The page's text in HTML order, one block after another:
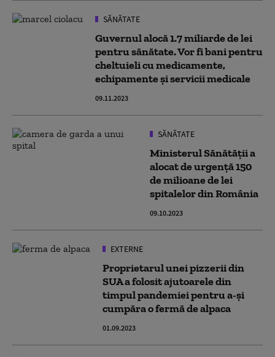
SĂNĂTATE
Guvernul alocă 1.7 miliarde de lei
pentru sănătate. Vor fi bani pentru
cheltuieli cu medicamente,
echipamente și servicii medicale
09.11.2023
SĂNĂTATE
Ministerul Sănătăţii a
alocat de urgenţă 150
de milioane de lei
spitalelor din România
09.10.2023
EXTERNE
Proprietarul unei pizzerii din
SUA a folosit ajutoarele din
timpul pandemiei pentru a-și
cumpăra o fermă de alpaca
01.09.2023